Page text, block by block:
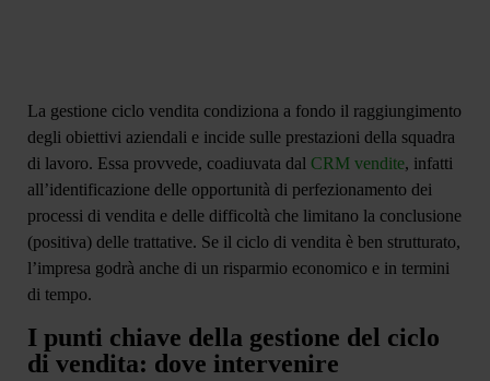
La gestione ciclo vendita condiziona a fondo il raggiungimento
degli obiettivi aziendali e incide sulle prestazioni della squadra
di lavoro. Essa provvede, coadiuvata dal CRM vendite, infatti
all’identificazione delle opportunità di perfezionamento dei
processi di vendita e delle difficoltà che limitano la conclusione
(positiva) delle trattative. Se il ciclo di vendita è ben strutturato,
l’impresa godrà anche di un risparmio economico e in termini
di tempo.
I punti chiave della gestione del ciclo
di vendita: dove intervenire